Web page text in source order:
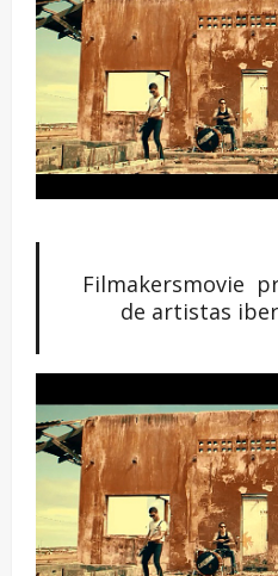
Filmakersmovie
de artistas